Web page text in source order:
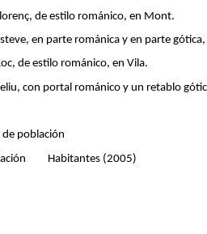
de estilo románico, en Mont.
en parte románica y en parte
de estilo románico, en Vila.
con portal románico y un retablo
de población
Habitantes (2005)